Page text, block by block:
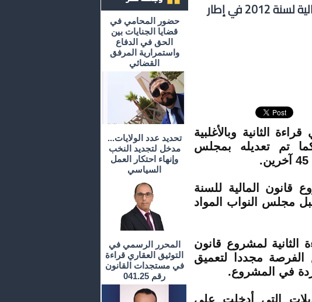
حضور المحامي في
قضايا الجنايات بين
الحق في الدفاع
واستمرارية المرفق
القضائي
تحديد عدد الولايات...
مدخل لتجديد النخب
وإنهاء احتكار العمل
السياسي
المحرر الرسمي في
التوثيق العقاري قراءة
في مستجدات القانون
رقم 041.25
مجلس النواب يصوت على مشروع قانون المالية لسنة 2012 في إطار
يوم الثلاثاء 15 ماي في قراءة الثانية وبالأغلبية
مشروع قانون المالية لسنة 2012 كما تم تعديله بمجلس
المالية للسنة
مجلس النواب المواد
الثانية لمشروع قانون
المجلس الفرصة مجددا لتعميق
في المشروع.
التي أدخلت على